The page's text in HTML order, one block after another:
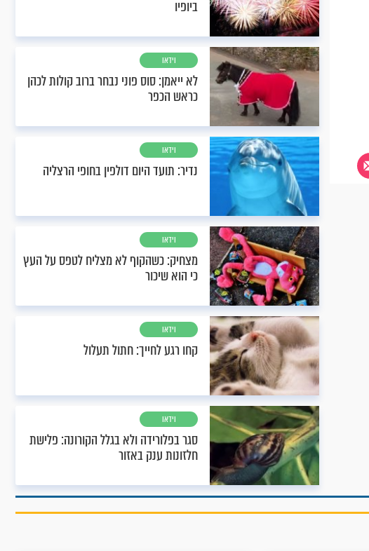
ביופיו
וידאו
לא ייאמן: סוס פוני נבחר ברוב קולות לכהן
כראש הכפר
וידאו
נדיר: תועד היום דולפין בחופי הרצליה
וידאו
מצחיק: כשהקוף לא מצליח לטפס על העץ
כי הוא שיכור
וידאו
קחו רגע לחייך: חתול תעלול
וידאו
סגר בפלורידה ולא בגלל הקורונה: פלישת
חלזונות ענק באזור